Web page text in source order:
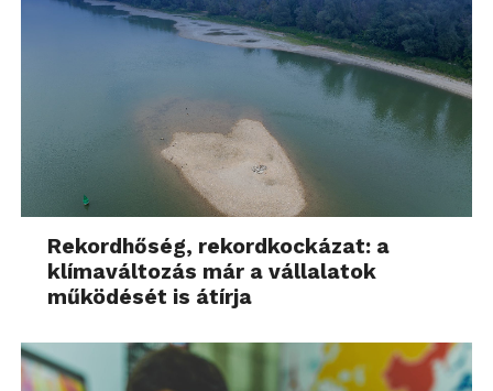
Rekordhőség, rekordkockázat: a
klímaváltozás már a vállalatok
működését is átírja